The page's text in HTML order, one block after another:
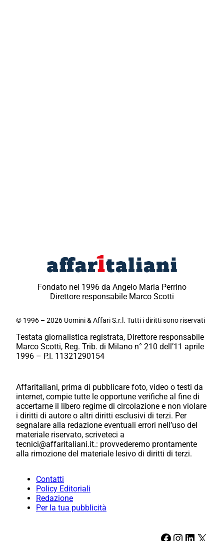
Fondato nel 1996 da Angelo Maria Perrino
Direttore responsabile Marco Scotti
© 1996 – 2026 Uomini & Affari S.r.l. Tutti i diritti sono riservati
Testata giornalistica registrata, Direttore responsabile
Marco Scotti, Reg. Trib. di Milano n° 210 dell’11 aprile
1996 – P.I. 11321290154
Affaritaliani, prima di pubblicare foto, video o testi da
internet, compie tutte le opportune verifiche al fine di
accertarne il libero regime di circolazione e non violare
i diritti di autore o altri diritti esclusivi di terzi. Per
segnalare alla redazione eventuali errori nell’uso del
materiale riservato, scriveteci a
tecnici@affaritaliani.it.: provvederemo prontamente
alla rimozione del materiale lesivo di diritti di terzi.
Contatti
Policy Editoriali
Redazione
Per la tua pubblicità
Facebook Instagram LinkedIn X